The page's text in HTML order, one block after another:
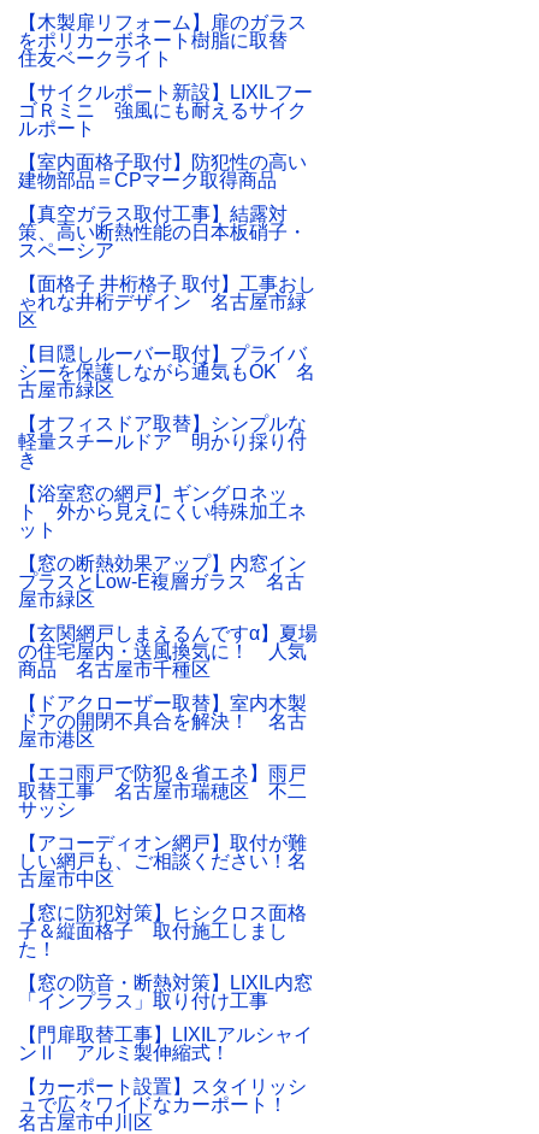
【木製扉リフォーム】扉のガラス
をポリカーボネート樹脂に取替
住友ベークライト
【サイクルポート新設】LIXILフー
ゴＲミニ 強風にも耐えるサイク
ルポート
【室内面格子取付】防犯性の高い
建物部品＝CPマーク取得商品
【真空ガラス取付工事】結露対
策、高い断熱性能の日本板硝子・
スペーシア
【面格子 井桁格子 取付】工事おし
ゃれな井桁デザイン 名古屋市緑
区
【目隠しルーバー取付】プライバ
シーを保護しながら通気もOK 名
古屋市緑区
【オフィスドア取替】シンプルな
軽量スチールドア 明かり採り付
き
【浴室窓の網戸】ギングロネッ
ト 外から見えにくい特殊加工ネ
ット
【窓の断熱効果アップ】内窓イン
プラスとLow-E複層ガラス 名古
屋市緑区
【玄関網戸しまえるんですα】夏場
の住宅屋内・送風換気に！ 人気
商品 名古屋市千種区
【ドアクローザー取替】室内木製
ドアの開閉不具合を解決！ 名古
屋市港区
【エコ雨戸で防犯＆省エネ】雨戸
取替工事 名古屋市瑞穂区 不二
サッシ
【アコーディオン網戸】取付が難
しい網戸も、ご相談ください！名
古屋市中区
【窓に防犯対策】ヒシクロス面格
子＆縦面格子 取付施工しまし
た！
【窓の防音・断熱対策】LIXIL内窓
「インプラス」取り付け工事
【門扉取替工事】LIXILアルシャイ
ンⅡ アルミ製伸縮式！
【カーポート設置】スタイリッシ
ュで広々ワイドなカーポート！
名古屋市中川区